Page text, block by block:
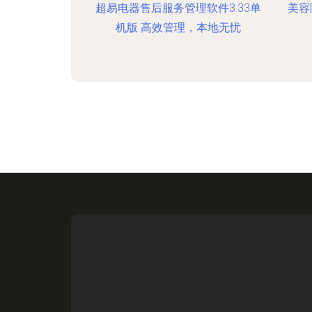
超易电器售后服务管理软件3.33单
机版 高效管理，本地无忧
美